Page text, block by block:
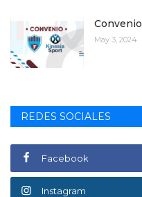
Convenio
May 3, 2024
REDES SOCIALES
Facebook
Instagram